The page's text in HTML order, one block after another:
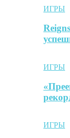
ИГРЫ
ИГРЫ
ИГРЫ